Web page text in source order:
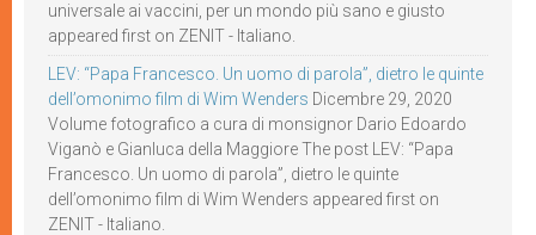
universale ai vaccini, per un mondo più sano e giusto
appeared first on ZENIT - Italiano.
LEV: “Papa Francesco. Un uomo di parola”, dietro le quinte
dell’omonimo film di Wim Wenders Dicembre 29, 2020
Volume fotografico a cura di monsignor Dario Edoardo
Viganò e Gianluca della Maggiore The post LEV: “Papa
Francesco. Un uomo di parola”, dietro le quinte
dell’omonimo film di Wim Wenders appeared first on
ZENIT - Italiano.